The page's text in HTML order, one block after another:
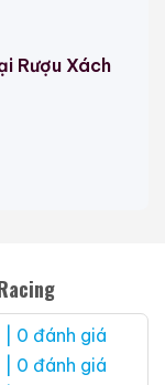
Rượu Xách
| 0 đánh giá
| 0 đánh giá